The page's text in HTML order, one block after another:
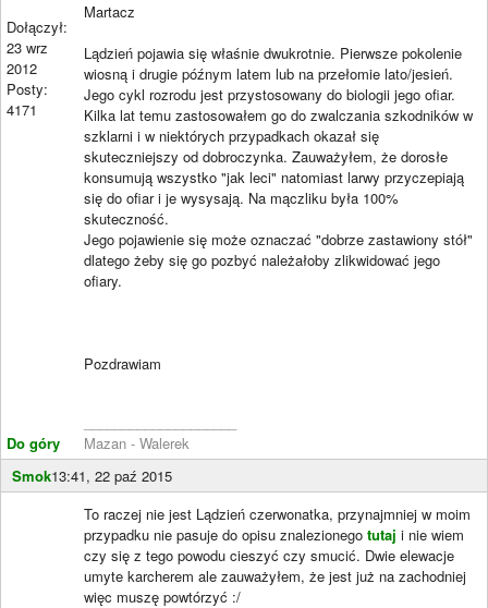
Dołączył:
23 wrz
2012
Posty:
4171
Do góry
Martacz
Lądzień pojawia się właśnie dwukrotnie. Pierwsze pokolenie
wiosną i drugie późnym latem lub na przełomie lato/jesień.
Jego cykl rozrodu jest przystosowany do biologii jego ofiar.
Kilka lat temu zastosowałem go do zwalczania szkodników w
szklarni i w niektórych przypadkach okazał się
skuteczniejszy od dobroczynka. Zauważyłem, że dorosłe
konsumują wszystko "jak leci" natomiast larwy przyczepiają
się do ofiar i je wysysają. Na mączliku była 100%
skuteczność.
Jego pojawienie się może oznaczać "dobrze zastawiony stół"
dlatego żeby się go pozbyć należałoby zlikwidować jego
ofiary.
Pozdrawiam
Mazan - Walerek
Smok13:41, 22 paź 2015
To raczej nie jest Lądzień czerwonatka, przynajmniej w moim
przypadku nie pasuje do opisu znalezionego tutaj i nie wiem
czy się z tego powodu cieszyć czy smucić. Dwie elewacje
umyte karcherem ale zauważyłem, że jest już na zachodniej
więc muszę powtórzyć :/